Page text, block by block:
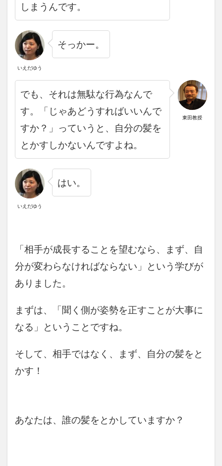
しまうんです。
いえだゆう
そっかー。
東田教授
でも、それは無駄な行為なんで
す。
「じゃあどうすればいいんで
すか？」っていうと、自分の髪を
とかすしかないんですよね。
いえだゆう
はい。
「相手が成長することを望むなら、まず、自
分が変わらなければならない」という学びが
ありました。
まずは、「聞く側が姿勢を正すことが大事に
なる」ということですね。
そして、相手ではなく、まず、自分の髪をと
かす！
あなたは、誰の髪をとかしていますか？